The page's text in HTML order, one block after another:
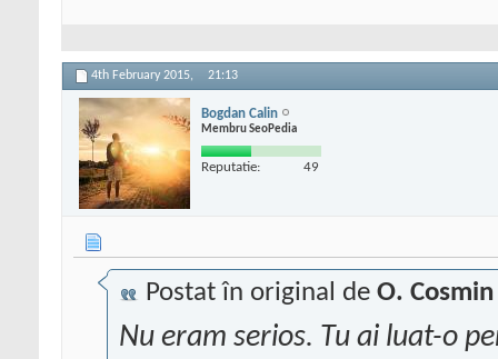
4th February 2015, 21:13
Bogdan Calin
Membru SeoPedia
Reputatie: 49
Postat în original de O. Cosmin
Nu eram serios. Tu ai luat-o